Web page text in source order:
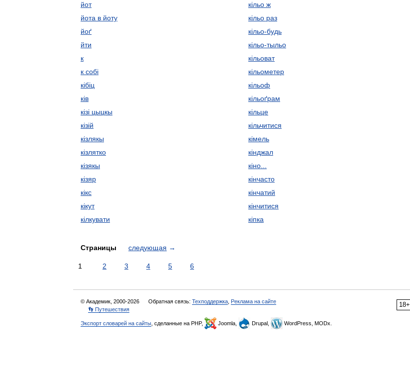
йот
йота в йоту
йоґ
йти
к
к собі
кібіц
ків
кізі цыцкы
кізій
кізлякы
кізлятко
кізякы
кізяр
кікс
кікут
кілкувати
кільо ж
кільо раз
кільо-будь
кільо-тыльо
кільоват
кільометер
кільоф
кільоґрам
кільце
кільчитися
кімель
кінджал
кіно...
кінчасто
кінчатий
кінчитися
кіпка
Страницы следующая →
1 2 3 4 5 6
18+
© Академик, 2000-2026 Обратная связь: Техподдержка Реклама на сайте
👣 Путешествия
Экспорт словарей на сайты , сделанные на PHP, Joomla, Drupal, WordPress, MODx.